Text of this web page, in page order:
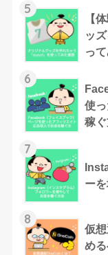
5
【
ッ
っ
6
使
稼
7
ー
8
仮
め